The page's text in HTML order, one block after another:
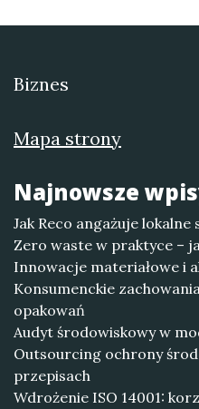
Biznes
Mapa strony
Najnowsze
Jak Reco angażuje
Zero waste w praktyce –
Innowacje materiałowe i
Konsumenckie
opakowań
Audyt środowiskowy w
Outsourcing ochrony
przepisach
Wdrożenie ISO 14001: